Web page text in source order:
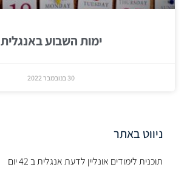
ימות השבוע באנגלית
30 בנובמבר 2022
ניווט באתר
תוכנית לימודים אונליין לדעת אנגלית ב 42 יום